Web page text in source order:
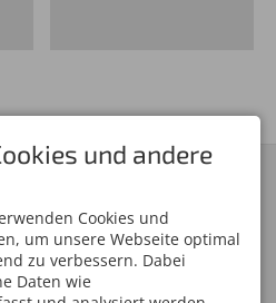
SERVICE
Newsletter-Anmeldung
Mitglied werden
Oberstdorf Team
Partner/Sponsoren
Anfahrt
und andere
Cookies und
um unsere Webseite optimal
zu verbessern. Dabei
Daten wie